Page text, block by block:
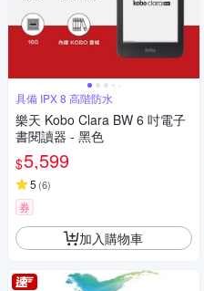
具備 IPX 8 高階防水
樂天 Kobo Clara BW 6 吋電子
書閱讀器 - 黑色
$5,599
5 (6)
券
加入購物車